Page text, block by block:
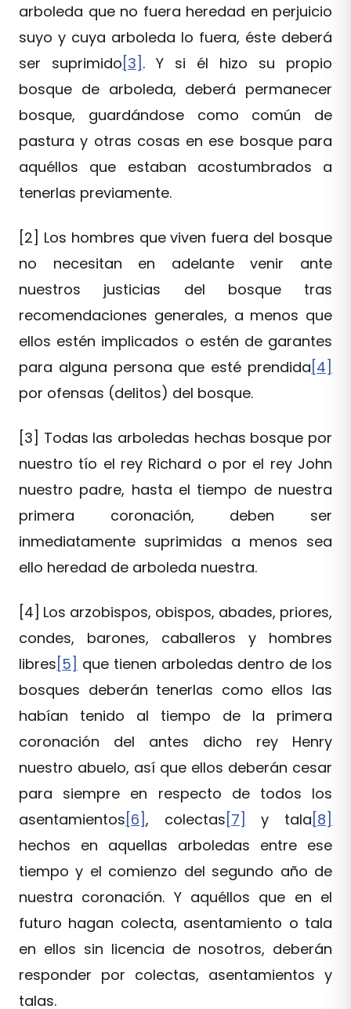
arboleda que no fuera heredad en perjuicio
suyo y cuya arboleda lo fuera, éste deberá
ser suprimido [3] . Y si él hizo su propio
bosque de arboleda, deberá permanecer
bosque, guardándose como común de
pastura y otras cosas en ese bosque para
aquéllos que estaban acostumbrados a
tenerlas previamente.
[2] Los hombres que viven fuera del bosque
no necesitan en adelante venir ante
nuestros justicias del bosque tras
recomendaciones generales, a menos que
ellos estén implicados o estén de garantes
para alguna persona que esté prendida [4]
por ofensas (delitos) del bosque.
[3] Todas las arboledas hechas bosque por
nuestro tío el rey Richard o por el rey John
nuestro padre, hasta el tiempo de nuestra
primera coronación, deben ser
inmediatamente suprimidas a menos sea
ello heredad de arboleda nuestra.
[4] Los arzobispos, obispos, abades, priores,
condes, barones, caballeros y hombres
libres [5] que tienen arboledas dentro de los
bosques deberán tenerlas como ellos las
habían tenido al tiempo de la primera
coronación del antes dicho rey Henry
nuestro abuelo, así que ellos deberán cesar
para siempre en respecto de todos los
asentamientos [6], colectas [7] y tala [8]
hechos en aquellas arboledas entre ese
tiempo y el comienzo del segundo año de
nuestra coronación. Y aquéllos que en el
futuro hagan colecta, asentamiento o tala
en ellos sin licencia de nosotros, deberán
responder por colectas, asentamientos y
talas.